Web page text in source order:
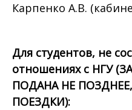
Карпенко А.В.
Для студентов, не
отношениях с НГУ
ПОДАНА НЕ
ПОЕЗДКИ):